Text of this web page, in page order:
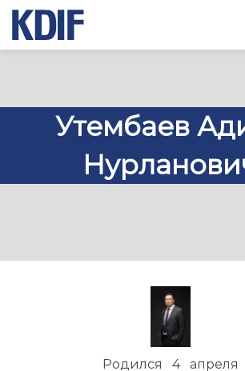
Утембаев
Родился 4 апреля